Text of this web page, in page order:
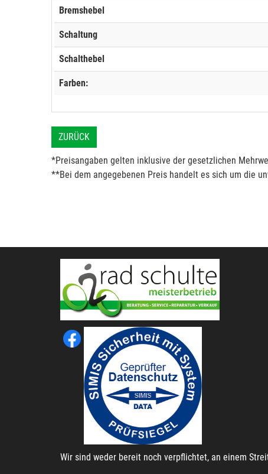
Bremshebel
Schaltung
Schalthebel
Farben:
ZURÜCK
*Preisangaben gelten inklusive der gesetzlichen
**Bei dem angegebenen Preis handelt es sich um die
Wir sind weder bereit noch verpflichtet, an einem